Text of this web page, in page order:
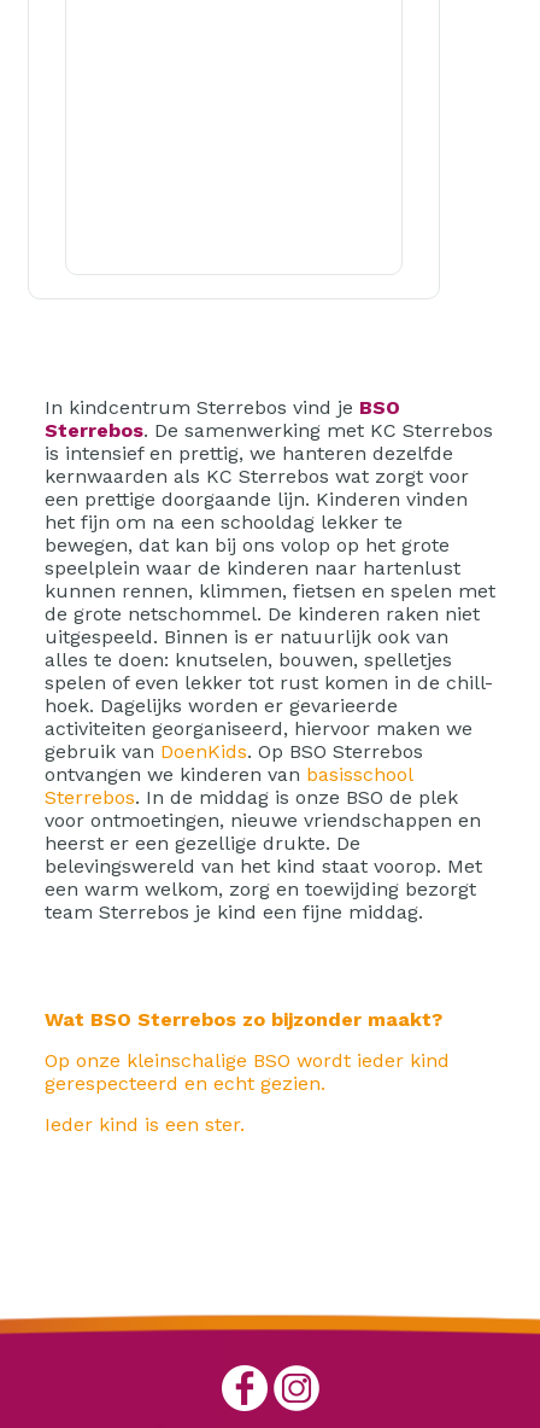
In kindcentrum Sterrebos vind je BSO
Sterrebos. De samenwerking met KC Sterrebos
is intensief en prettig, we hanteren dezelfde
kernwaarden als KC Sterrebos wat zorgt voor
een prettige doorgaande lijn. Kinderen vinden
het fijn om na een schooldag lekker te
bewegen, dat kan bij ons volop op het grote
speelplein waar de kinderen naar hartenlust
kunnen rennen, klimmen, fietsen en spelen met
de grote netschommel. De kinderen raken niet
uitgespeeld. Binnen is er natuurlijk ook van
alles te doen: knutselen, bouwen, spelletjes
spelen of even lekker tot rust komen in de chill-
hoek. Dagelijks worden er gevarieerde
activiteiten georganiseerd, hiervoor maken we
gebruik van DoenKids. Op BSO Sterrebos
ontvangen we kinderen van basisschool
Sterrebos. In de middag is onze BSO de plek
voor ontmoetingen, nieuwe vriendschappen en
heerst er een gezellige drukte. De
belevingswereld van het kind staat voorop. Met
een warm welkom, zorg en toewijding bezorgt
team Sterrebos je kind een fijne middag.
Wat BSO Sterrebos zo bijzonder maakt?
Op onze kleinschalige BSO wordt ieder kind
gerespecteerd en echt gezien.
Ieder kind is een ster.